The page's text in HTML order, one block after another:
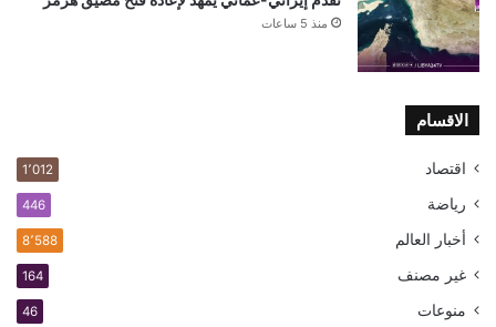
منذ 5 ساعات
الاقسام
اقتصاد 1٬012
رياضة 446
أخبار العالم 8٬588
غير مصنف 164
منوعات 46